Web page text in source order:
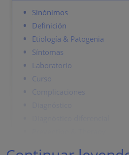
Sinónimos
Definición
Etiología & Patogenia
Síntomas
Laboratorio
Curso
Complicaciones